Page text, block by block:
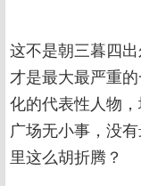
这不是朝三暮四
才是最大最严重
化的代表性人物
广场无小事，没
里这么胡折腾？